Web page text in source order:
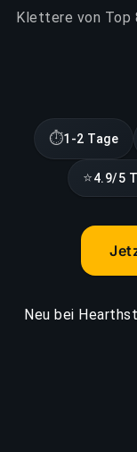
Klettere von Top
⏱1-2 Tage
⭐4.9/5
Neu bei